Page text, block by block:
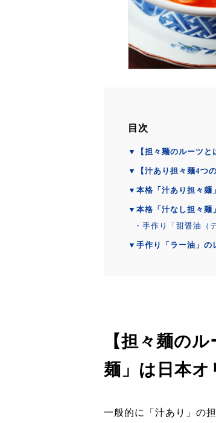
目次
▼【担々麺のルーツと
▼【汁あり担々麺4つ
▼本格「汁あり担々麺
▼本格「汁なし担々麺
・手作り「甜醤油（
▼ 手作り「ラー油」の
【担々麺の
麺」は日本オ
一般的に「汁あり」の